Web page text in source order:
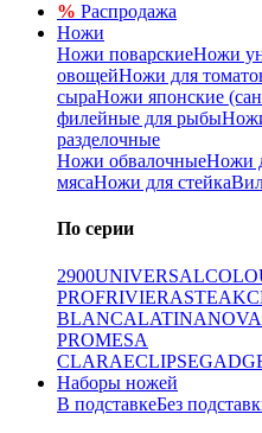
% Распродажа
Ножи
Ножи поварскиеНожи
овощейНожи для
сыраНожи японские
филейные для рыбы
разделочные
Ножи обвалочныеНожи
мясаНожи для стейка
По серии
2900UNIVERSAL
PROFRIVIERASTEAK
BLANCALATINANOVA
PROMESA
CLARAECLIPSE
Наборы ножей
В подставкеБез